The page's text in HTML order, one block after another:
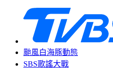
颱風白海豚動態
SBS歌謠大戰